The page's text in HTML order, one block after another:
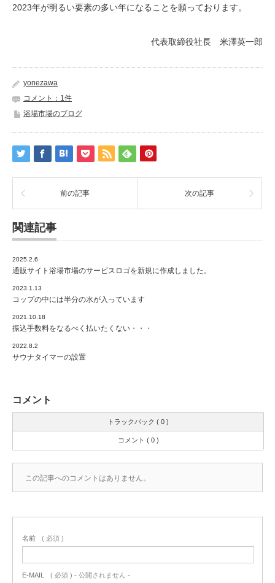
2023年が明るい要素の多い年になることを願っております。
代表取締役社長 米澤英一郎
yonezawa
コメント：1件
浴場市場のブログ
前の記事 次の記事
関連記事
2025.2.6
通販サイト浴場市場のサービスロゴを新規に作成しました。
2023.1.13
コップの中には半分の水が入っています
2021.10.18
振込手数料をなるべく払いたくない・・・
2022.8.2
サウナタイマーの設置
コメント
トラックバック ( 0 )
コメント ( 0 )
この記事へのコメントはありません。
名前 ( 必須 )
E-MAIL ( 必須 ) - 公開されません -